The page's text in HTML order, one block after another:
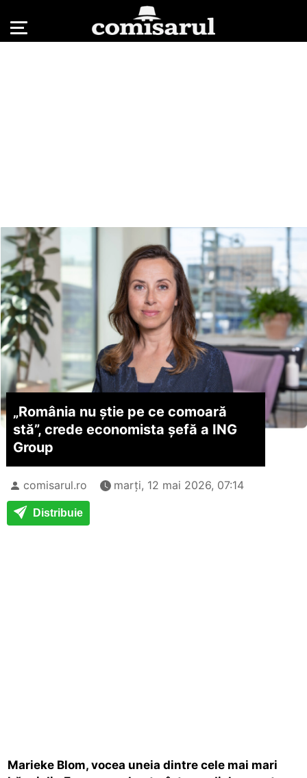
„România nu știe pe ce comoară
stă”, crede economista șefă a ING
Group
comisarul.ro marți, 12 mai 2026, 07:14
Distribuie
Marieke Blom, vocea uneia dintre cele mai mari